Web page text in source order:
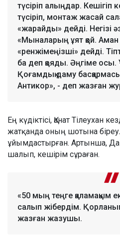
түсіріп алыңдар. Кешігіп
түсіріп, монтаж жасай
«жарайды» дейді. Негізі
«Мыналарың ұят қой.
«ренжімеңізші» дейді.
ба деп қояды. Әңгіме
Қоғамдық даму
Антикор», - деп жазған
Ең күдіктісі, Қанат Тілеухан
жатқанда оның шотына
ұйымдастырған. Артынша,
шалып, кешірім сұраған.
«50 мың теңге қаламақым
салып жібердім.
жазған жазушы.